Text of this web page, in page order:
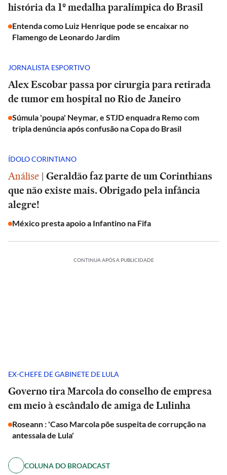
história da 1º medalha paralímpica do Brasil
Entenda como Luiz Henrique pode se encaixar no
Flamengo de Leonardo Jardim
JORNALISTA ESPORTIVO
Alex Escobar passa por cirurgia para retirada
de tumor em hospital no Rio de Janeiro
Súmula 'poupa' Neymar, e STJD enquadra Remo com
tripla denúncia após confusão na Copa do Brasil
ÍDOLO CORINTIANO
Análise | Geraldão faz parte de um Corinthians
que não existe mais. Obrigado pela infância
alegre!
México presta apoio a Infantino na Fifa
CONTINUA APÓS A PUBLICIDADE
EX-CHEFE DE GABINETE DE LULA
Governo tira Marcola do conselho de empresa
em meio à escândalo de amiga de Lulinha
Roseann : 'Caso Marcola põe suspeita de corrupção na
antessala de Lula'
COLUNA DO BROADCAST